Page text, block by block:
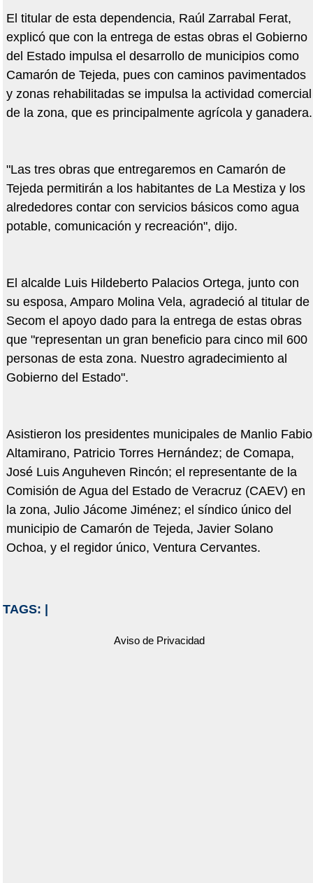
El titular de esta dependencia, Raúl Zarrabal Ferat,
explicó que con la entrega de estas obras el Gobierno
del Estado impulsa el desarrollo de municipios como
Camarón de Tejeda, pues con caminos pavimentados
y zonas rehabilitadas se impulsa la actividad comercial
de la zona, que es principalmente agrícola y ganadera.
"Las tres obras que entregaremos en Camarón de
Tejeda permitirán a los habitantes de La Mestiza y los
alrededores contar con servicios básicos como agua
potable, comunicación y recreación", dijo.
El alcalde Luis Hildeberto Palacios Ortega, junto con
su esposa, Amparo Molina Vela, agradeció al titular de
Secom el apoyo dado para la entrega de estas obras
que "representan un gran beneficio para cinco mil 600
personas de esta zona. Nuestro agradecimiento al
Gobierno del Estado".
Asistieron los presidentes municipales de Manlio Fabio
Altamirano, Patricio Torres Hernández; de Comapa,
José Luis Anguheven Rincón; el representante de la
Comisión de Agua del Estado de Veracruz (CAEV) en
la zona, Julio Jácome Jiménez; el síndico único del
municipio de Camarón de Tejeda, Javier Solano
Ochoa, y el regidor único, Ventura Cervantes.
TAGS:
Aviso de Privacidad